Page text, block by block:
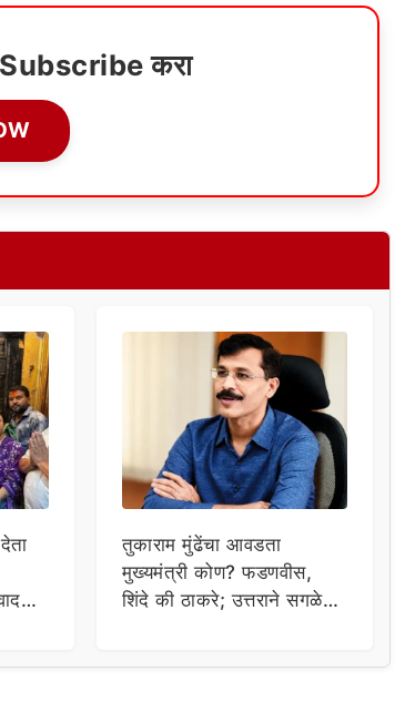
Subscribe करा
तुकाराम मुंढेंचा आवडता
मुख्यमंत्री कोण? फडणवीस,
शिंदे की ठाकरे; उत्तराने सगळेच